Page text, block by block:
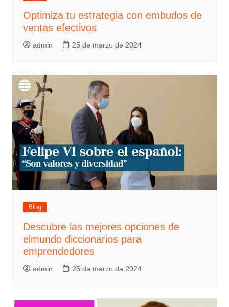
Optimiza tu estrategia con embudos de
ventas efectivos
admin 25 de marzo de 2024
Blog
Descubre las mejores opciones de
elmundo diccionarios para
emprendedores
admin 25 de marzo de 2024